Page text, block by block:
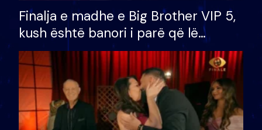
Finalja e madhe e Big Brother VIP 5,
kush është banori i parë që lë
shtëpinë dhe humb mundësinë për
të fituar çmimin e madh